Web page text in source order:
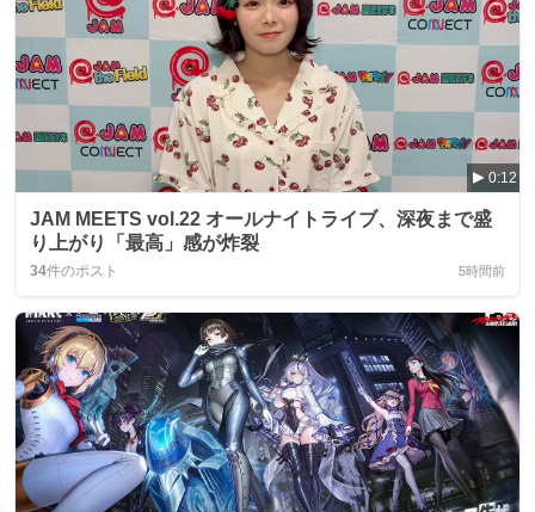
0:12
JAM MEETS vol.22 オールナイトライブ、深夜まで盛
り上がり「最高」感が炸裂
34件のポスト 5時間前